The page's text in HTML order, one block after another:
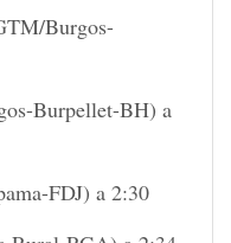
Burgos-
Burpellet-BH) a
FDJ) a 2:30